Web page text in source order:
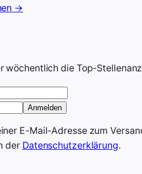
→
wöchentlich die Top-
Anmelden
E-Mail-Adresse zum
der Datenschutzerklärung.